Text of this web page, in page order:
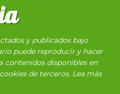
y publicados bajo
puede reproducir y hacer
contenidos disponibles en
de terceros. Lea más